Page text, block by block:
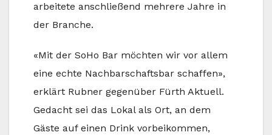
arbeitete anschließend mehrere Jahre in
der Branche.
«Mit der SoHo Bar möchten wir vor allem
eine echte Nachbarschaftsbar schaffen»,
erklärt Rubner gegenüber Fürth Aktuell.
Gedacht sei das Lokal als Ort, an dem
Gäste auf einen Drink vorbeikommen,